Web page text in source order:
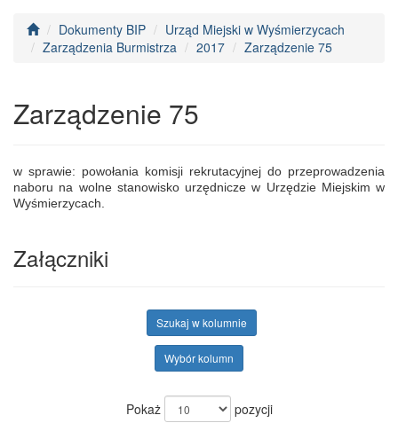
Dokumenty BIP
Urząd Miejski w Wyśmierzycach
Zarządzenia Burmistrza
2017 Zarządzenie 75
Zarządzenie 75
w sprawie: powołania komisji rekrutacyjnej do przeprowadzenia
naboru na wolne stanowisko urzędnicze w Urzędzie Miejskim w
Wyśmierzycach.
Załączniki
Szukaj w kolumnie
Wybór kolumn
Pokaż
pozycji